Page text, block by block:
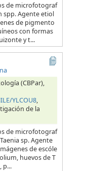
de microfotograf
spp. Agente etiol
de pigmento
con formas
y t...
(CBPar),
YLCOU8,
de la
de microfotograf
sp. Agente
de escóle
huevos de T
p...